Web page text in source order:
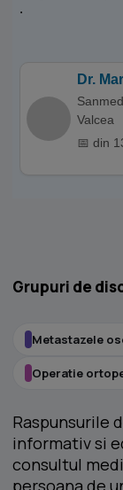
.
Dr.
Valcea
📅 din
Grupuri de
Metastazele
Operatie
Raspunsurile
informativ si
consultul
persoana de